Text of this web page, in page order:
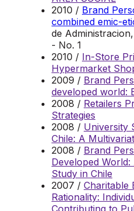
2010 / Brand
combined emic-
de
- No. 1
2010 / In-Store
Hypermarket
2009 / Brand
developed world:
2008 / Retailers
Strategies
2008 / University
Chile: A
2008 / Brand
Developed World:
Study in Chile
2007 / Charitable
Rationality: